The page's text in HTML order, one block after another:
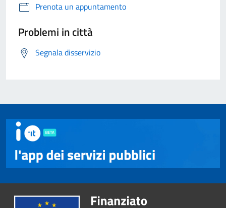
Prenota un appuntamento
Problemi in città
Segnala disservizio